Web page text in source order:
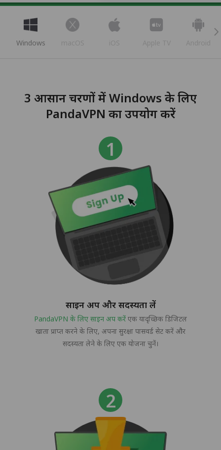
Windows macOS iOS Apple TV Android
3 आसान चरणों में Windows के लिए
PandaVPN का उपयोग करें
साइन अप और सदस्यता लें
PandaVPN के लिए साइन अप करें एक यादृच्छिक डिजिटल
खाता प्राप्त करने के लिए, अपना सुरक्षा पासवर्ड सेट करें और
सदस्यता लेने के लिए एक योजना चुनें।